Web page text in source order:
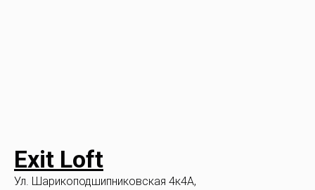
Exit Loft
Ул. Шарикоподшипниковская 4к4A,